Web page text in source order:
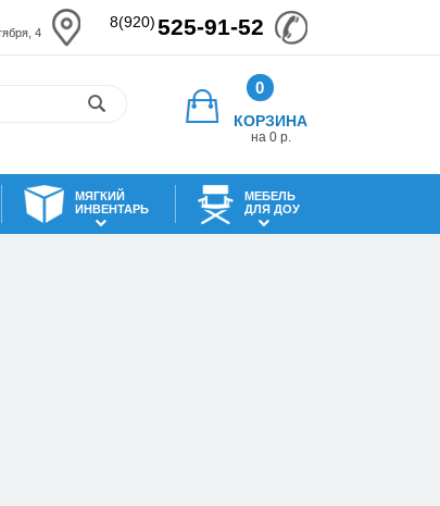
4
8(920)525-91-52
0
КОРЗИНА
на 0 р.
МЯГКИЙ
ИНВЕНТАРЬ
МЕБЕЛЬ
ДЛЯ ДОУ